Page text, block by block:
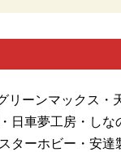
ーンマックス
日車夢工房・し
ーホビー・安